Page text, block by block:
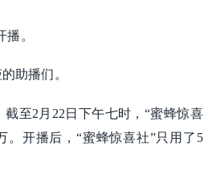
。
助播们。
至2月22日下午七时，“蜜蜂惊喜
。开播后，“蜜蜂惊喜社”只用了5